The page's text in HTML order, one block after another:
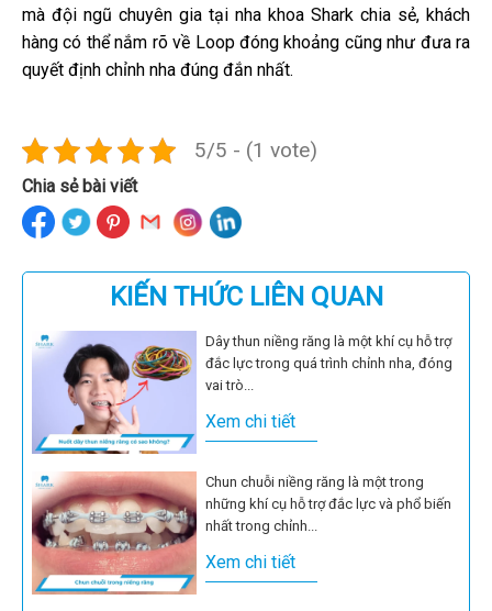
mà đội ngũ chuyên gia tại nha khoa Shark chia sẻ, khách
hàng có thể nắm rõ về Loop đóng khoảng cũng như đưa ra
quyết định chỉnh nha đúng đắn nhất.
5/5 - (1 vote)
Chia sẻ bài viết
KIẾN THỨC LIÊN QUAN
Dây thun niềng răng là một khí cụ hỗ trợ
đắc lực trong quá trình chỉnh nha, đóng
vai trò...
Xem chi tiết
Chun chuỗi niềng răng là một trong
những khí cụ hỗ trợ đắc lực và phổ biến
nhất trong chỉnh...
Xem chi tiết